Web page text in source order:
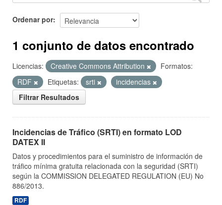
Ordenar por
1 conjunto de datos encontrado
Licencias: Creative Commons Attribution
Formatos:
RDF
Etiquetas: srti
incidencias
Filtrar Resultados
Incidencias de Tráfico (SRTI) en formato LOD
DATEX II
Datos y procedimientos para el suministro de información de
tráfico mínima gratuita relacionada con la seguridad (SRTI)
según la COMMISSION DELEGATED REGULATION (EU) No
886/2013.
RDF